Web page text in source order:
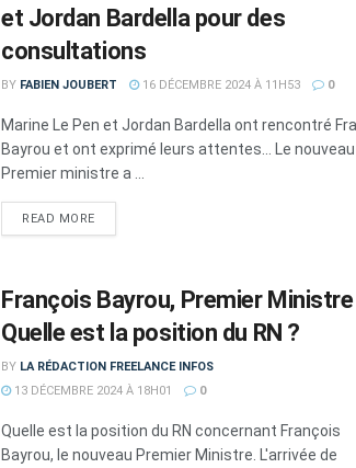
et Jordan Bardella pour des
consultations
BY FABIEN JOUBERT 16 DÉCEMBRE 2024 À 11H53 0
Marine Le Pen et Jordan Bardella ont rencontré
Bayrou et ont exprimé leurs attentes... Le nouveau
Premier ministre a ...
READ MOREDETAILS
François Bayrou, Premier Ministre
Quelle est la position du RN ?
BY LA RÉDACTION FREELANCE INFOS
13 DÉCEMBRE 2024 À 18H01
0
Quelle est la position du RN concernant François
Bayrou, le nouveau Premier Ministre. L'arrivée de